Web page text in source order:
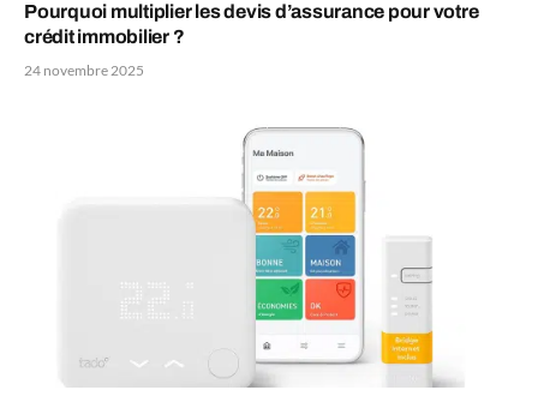
Pourquoi multiplier les devis d’assurance pour votre
crédit immobilier ?
24 novembre 2025